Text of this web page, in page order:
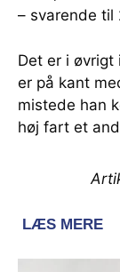
– svarende til
Det er i øvrigt
er på kant
mistede han
høj fart et